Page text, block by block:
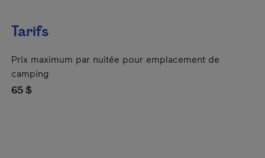
Tarifs
Prix maximum par nuitée pour emplacement de
camping
65 $